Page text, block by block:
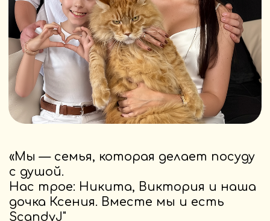
Для бизнеса
Товары
Вопросы и ответы
Контакты
Сертификаты и документы
Отзывы
Каталог